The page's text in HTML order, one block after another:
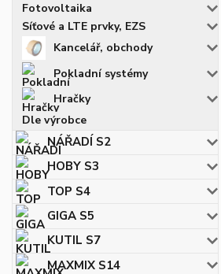
Fotovoltaika
Síťové a LTE prvky, EZS
Kancelář, obchody
Pokladní systémy
Hračky
Dle výrobce
NÁŘADÍ S2
HOBY S3
TOP S4
GIGA S5
KUTIL S7
MAXMIX S14